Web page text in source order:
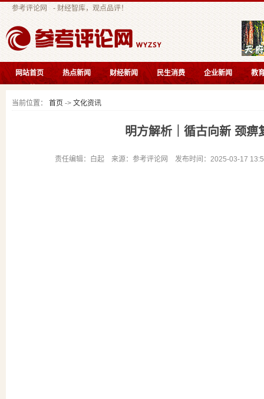
参考评论网 - 财经智库，观点品评！
网站首页 热点新闻 财经新闻 民生消费 企业新闻
教
当前位置：
首页 -> 文化资讯
明方解析｜循古向新 颈痹
责任编辑：白起 来源：参考评论网 发布时间：2025-03-17